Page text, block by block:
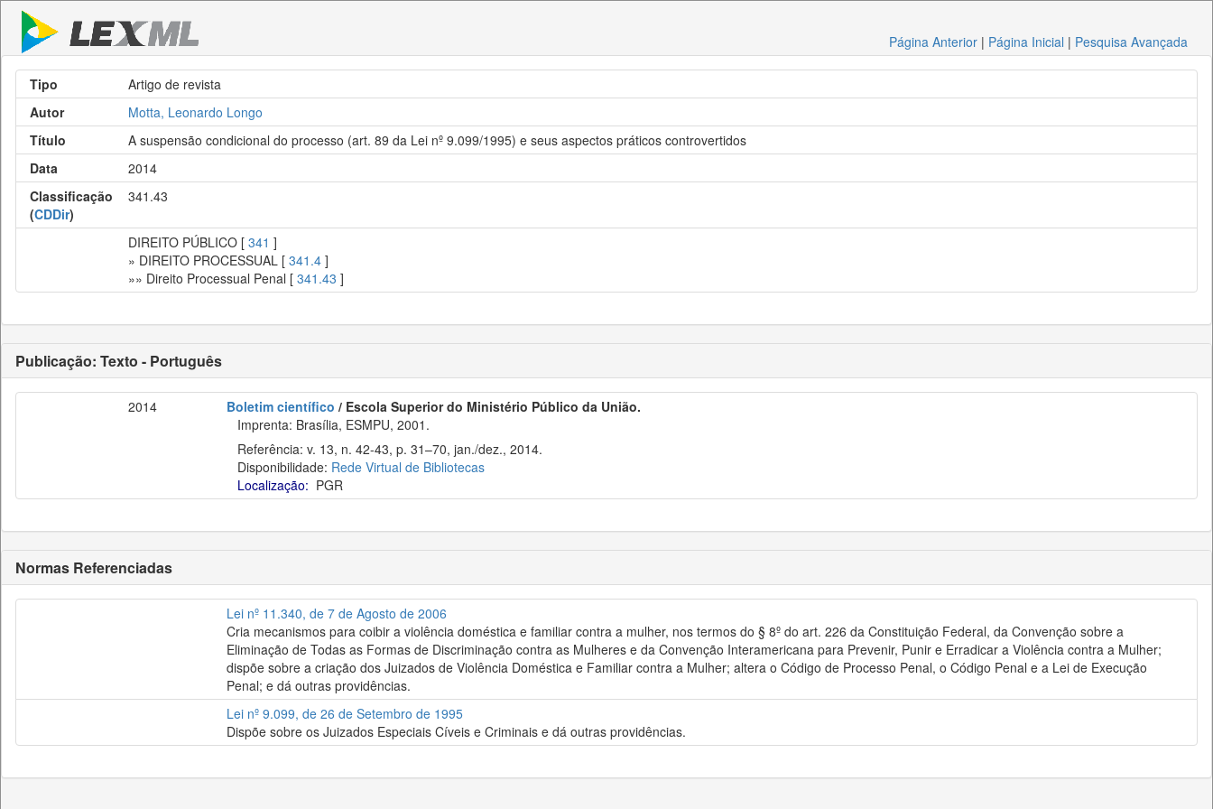
Página Anterior | Página Inicial | Pesquisa Avançada
Tipo
Artigo de revista
Autor
Motta, Leonardo Longo
Título
A suspensão condicional do processo (art. 89 da Lei nº 9.099/1995) e seus aspectos práticos controvertidos
Data
2014
Classificação
(CDDir)
341.43
DIREITO PÚBLICO [ 341 ]
» DIREITO PROCESSUAL [ 341.4 ]
»» Direito Processual Penal [ 341.43 ]
Publicação: Texto - Português
2014 Boletim científico / Escola Superior do Ministério Público da União.
Imprenta: Brasília, ESMPU, 2001.
Referência: v. 13, n. 42-43, p. 31–70, jan./dez., 2014.
Disponibilidade: Rede Virtual de Bibliotecas
Localização: PGR
Normas Referenciadas
Lei nº 11.340, de 7 de Agosto de 2006
Cria mecanismos para coibir a violência doméstica e familiar contra a mulher, nos termos do § 8º do art. 226 da Constituição Federal, da Convenção sobre a
Eliminação de Todas as Formas de Discriminação contra as Mulheres e da Convenção Interamericana para Prevenir, Punir e Erradicar a Violência contra a Mulher;
dispõe sobre a criação dos Juizados de Violência Doméstica e Familiar contra a Mulher; altera o Código de Processo Penal, o Código Penal e a Lei de Execução
Penal; e dá outras providências.
Lei nº 9.099, de 26 de Setembro de 1995
Dispõe sobre os Juizados Especiais Cíveis e Criminais e dá outras providências.